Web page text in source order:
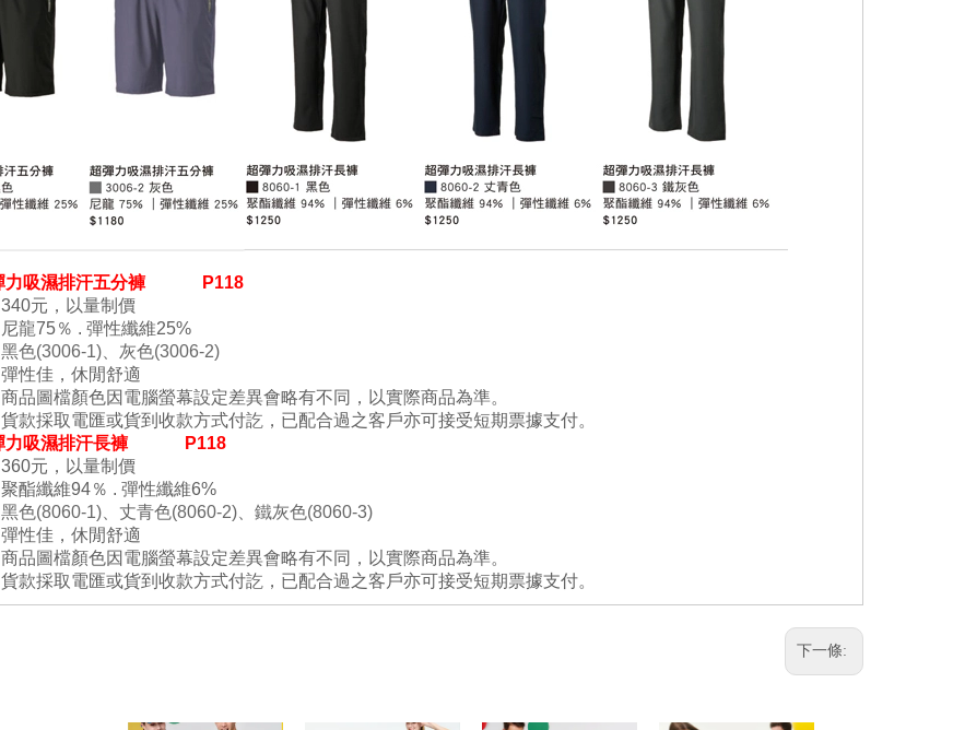
力吸濕排汗五分褲 P118
元，以量制價
龍75％ . 彈性纖維25%
黑色(3006-1)、灰色(3006-2)
性佳 ， 休閒舒適
品圖檔顏色因電腦螢幕設定差異會略有不同，以實際商品為準。
款採取電匯或貨到收款方式付訖，已配合過之客戶亦可接受短期票據支付。
力吸濕排汗長褲 P118
元 ，以量制價
聚酯纖維94％ . 彈性纖維6%
黑色(8060-1)、丈青色(8060-2) 、鐵灰色(8060-3)
性佳 ， 休閒舒適
品圖檔顏色因電腦螢幕設定差異會略有不同，以實際商品為準。
款採取電匯或貨到收款方式付訖，已配合過之客戶亦可接受短期票據支付。
下一條: